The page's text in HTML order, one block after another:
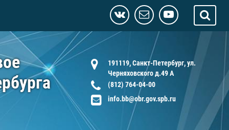
191119, Санкт-Петербург, ул.
Черняховского д.49 А
(812) 764-04-00
info.bb@obr.gov.spb.ru